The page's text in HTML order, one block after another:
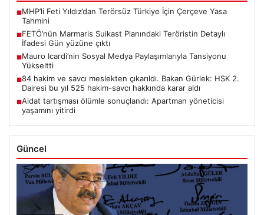
■MHP’li Feti Yıldız’dan Terörsüz Türkiye İçin Çerçeve Yasa
Tahmini
■FETÖ’nün Marmaris Suikast Planındaki Teröristin Detaylı
İfadesi Gün yüzüne çıktı
■Mauro Icardi’nin Sosyal Medya Paylaşımlarıyla Tansiyonu
Yükseltti
■84 hakim ve savcı meslekten çıkarıldı. Bakan Gürlek: HSK 2.
Dairesi bu yıl 525 hakim-savcı hakkında karar aldı
■Aidat tartışması ölümle sonuçlandı: Apartman yöneticisi
yaşamını yitirdi
Güncel